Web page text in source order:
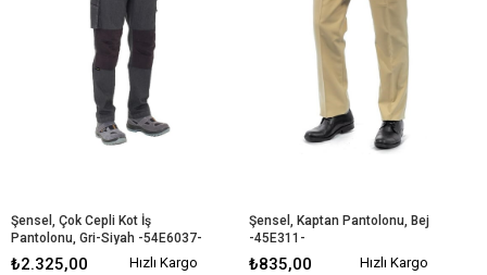
Şensel, Çok Cepli Kot İş
Pantolonu, Gri-Siyah -54E6037-
Esnek
₺2.325,00 Hızlı Kargo
Şensel, Kaptan Pantolonu, Bej
-45E311-
₺835,00 Hızlı Kargo